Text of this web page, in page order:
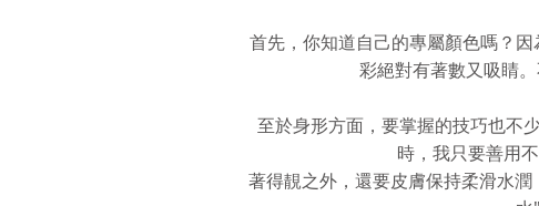
首先，你知道自己的專屬顏色嗎？
彩絕對有著數又吸睛
至於身形方面，要掌握的技巧也不
時，我只要善用
著得靚之外，還要皮膚保持柔滑水